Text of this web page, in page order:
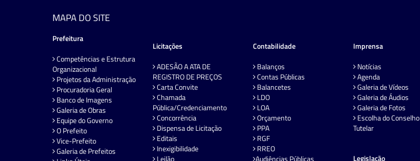
MAPA DO SITE
Prefeitura
Competências e Estrutura
Organizacional
Projetos da Administração
Procuradoria Geral
Banco de Imagens
Galeria de Obras
Equipe do Governo
O Prefeito
Vice-Prefeito
Galeria de Prefeitos
Licitações
ADESÃO A ATA DE
REGISTRO DE PREÇOS
Carta Convite
Chamada
Pública/Credenciamento
Concorrência
Dispensa de Licitação
Editais
Inexigibilidade
Leilão
Contabilidade
Balanços
Contas Públicas
Balancetes
LDO
LOA
Orçamento
PPA
RGF
RREO
Audiências Públicas
Imprensa
Notícias
Agenda
Galeria de Vídeos
Galeria de Áudios
Galeria de Fotos
Escolha do Conselho
Tutelar
Legislação